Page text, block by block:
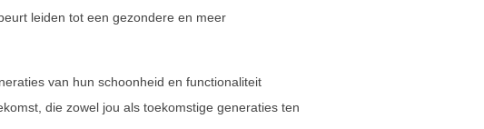
leiden tot een gezondere en meer
van hun schoonheid en functionaliteit
die zowel jou als toekomstige generaties ten